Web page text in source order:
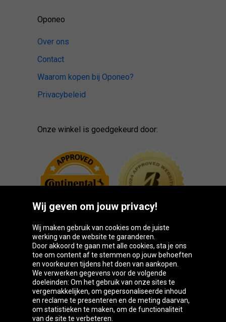
Oponeo
Over ons
Contact
Waarom kopen bij Oponeo?
Privacybeleid
Onze winkel is goedgekeurd door:
Oponeo-groep
Česká
republika
Deutschland Éire España
Wij geven om jouw privacy!
Wij maken gebruik van cookies om de juiste
werking van de website te garanderen.
Door akkoord te gaan met alle cookies, sta je ons
toe om content af te stemmen op jouw behoeften
en voorkeuren tijdens het doen van aankopen.
We verwerken gegevens voor de volgende
doeleinden: Om het gebruik van onze sites te
vergemakkelijken, om gepersonaliseerde inhoud
en reclame te presenteren en de meting daarvan,
om statistieken te maken, om de functionaliteit
van de site te verbeteren.